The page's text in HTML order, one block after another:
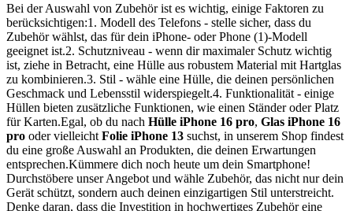
Bei der Auswahl von Zubehör ist es wichtig, einige Faktoren zu
berücksichtigen:1. Modell des Telefons - stelle sicher, dass du
Zubehör wählst, das für dein iPhone- oder Phone (1)-Modell
geeignet ist.2. Schutzniveau - wenn dir maximaler Schutz wichtig
ist, ziehe in Betracht, eine Hülle aus robustem Material mit Hartglas
zu kombinieren.3. Stil - wähle eine Hülle, die deinen persönlichen
Geschmack und Lebensstil widerspiegelt.4. Funktionalität - einige
Hüllen bieten zusätzliche Funktionen, wie einen Ständer oder Platz
für Karten.Egal, ob du nach Hülle iPhone 16 pro, Glas iPhone 16
pro oder vielleicht Folie iPhone 13 suchst, in unserem Shop findest
du eine große Auswahl an Produkten, die deinen Erwartungen
entsprechen.Kümmere dich noch heute um dein Smartphone!
Durchstöbere unser Angebot und wähle Zubehör, das nicht nur dein
Gerät schützt, sondern auch deinen einzigartigen Stil unterstreicht.
Denke daran, dass die Investition in hochwertiges Zubehör eine